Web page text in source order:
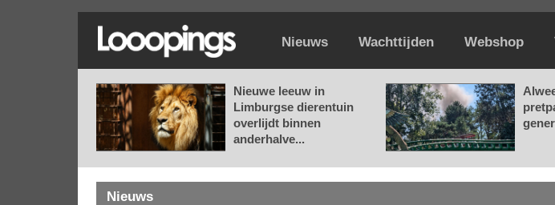
Nieuws Wachttijden Webshop
Nieuwe leeuw in
Limburgse dierentuin
overlijdt binnen
anderhalve...
Nieuws